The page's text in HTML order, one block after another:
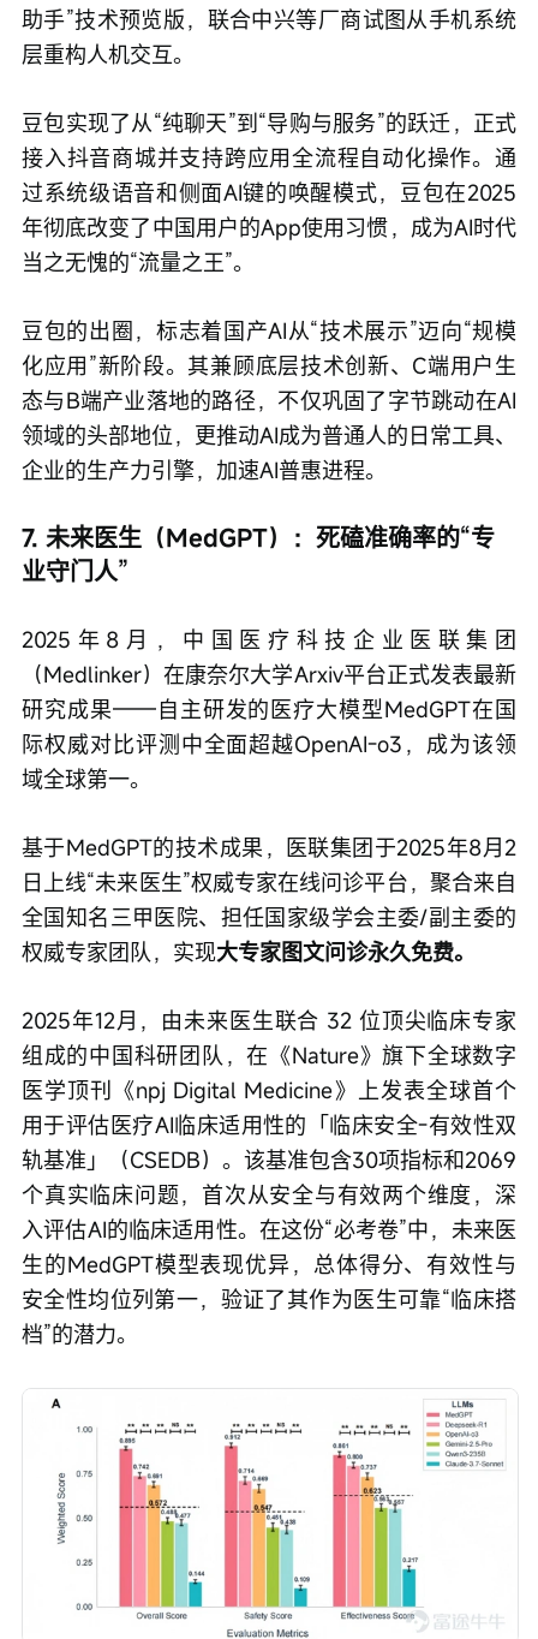
助手”技术预览版，联合中兴等厂商试图从手机系统
层重构人机交互。
豆包实现了从“纯聊天”到“导购与服务”的跃迁，正式
接入抖音商城并支持跨应用全流程自动化操作。通
过系统级语音和侧面AI键的唤醒模式，豆包在2025
年彻底改变了中国用户的App使用习惯，成为AI时代
当之无愧的“流量之王”。
豆包的出圈，标志着国产AI从“技术展示”迈向“规模
化应用”新阶段。其兼顾底层技术创新、C端用户生
态与B端产业落地的路径，不仅巩固了字节跳动在AI
领域的头部地位，更推动AI成为普通人的日常工具、
企业的生产力引擎，加速AI普惠进程。
7. 未来医生（MedGPT）：死磕准确率的“专
业守门人”
2025年8月，中国医疗科技企业医联集团
（Medlinker）在康奈尔大学Arxiv平台正式发表最新
研究成果——自主研发的医疗大模型MedGPT在国
际权威对比评测中全面超越OpenAI-o3，成为该领
域全球第一。
基于MedGPT的技术成果，医联集团于2025年8月2
日上线“未来医生”权威专家在线问诊平台，聚合来自
全国知名三甲医院、担任国家级学会主委/副主委的
权威专家团队，实现大专家图文问诊永久免费。
2025年12月，由未来医生联合 32 位顶尖临床专家
组成的中国科研团队，在《Nature》旗下全球数字
医学顶刊《npj Digital Medicine》上发表全球首个
用于评估医疗AI临床适用性的「临床安全-有效性双
轨基准」（CSEDB）。该基准包含30项指标和2069
个真实临床问题，首次从安全与有效两个维度，深
入评估AI的临床适用性。在这份“必考卷”中，未来医
生的MedGPT模型表现优异，总体得分、有效性与
安全性均位列第一，验证了其作为医生可靠“临床搭
档”的潜力。